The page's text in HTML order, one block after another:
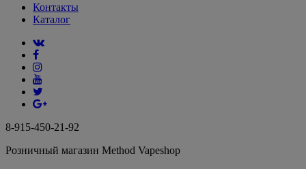
Контакты
Каталог
8-915-450-21-92
Розничный магазин Method Vapeshop